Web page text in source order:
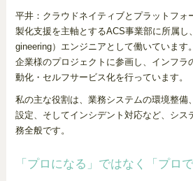
平井：クラウドネイティブとプラットフォ
製化支援を主軸とするACS事業部に所属
gineering）エンジニアとして働いています
企業様のプロジェクトに参画し、インフラ
動化・セルフサービス化を行っています。
私の主な役割は、業務システムの環境整備
設定、そしてインシデント対応など、シス
務全般です。
「プロになる」ではなく「プロで